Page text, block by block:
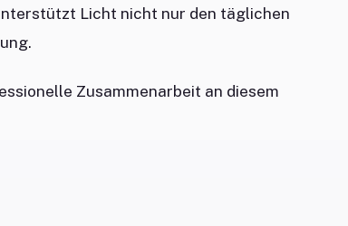
Licht nicht nur den täglichen
Zusammenarbeit an diesem